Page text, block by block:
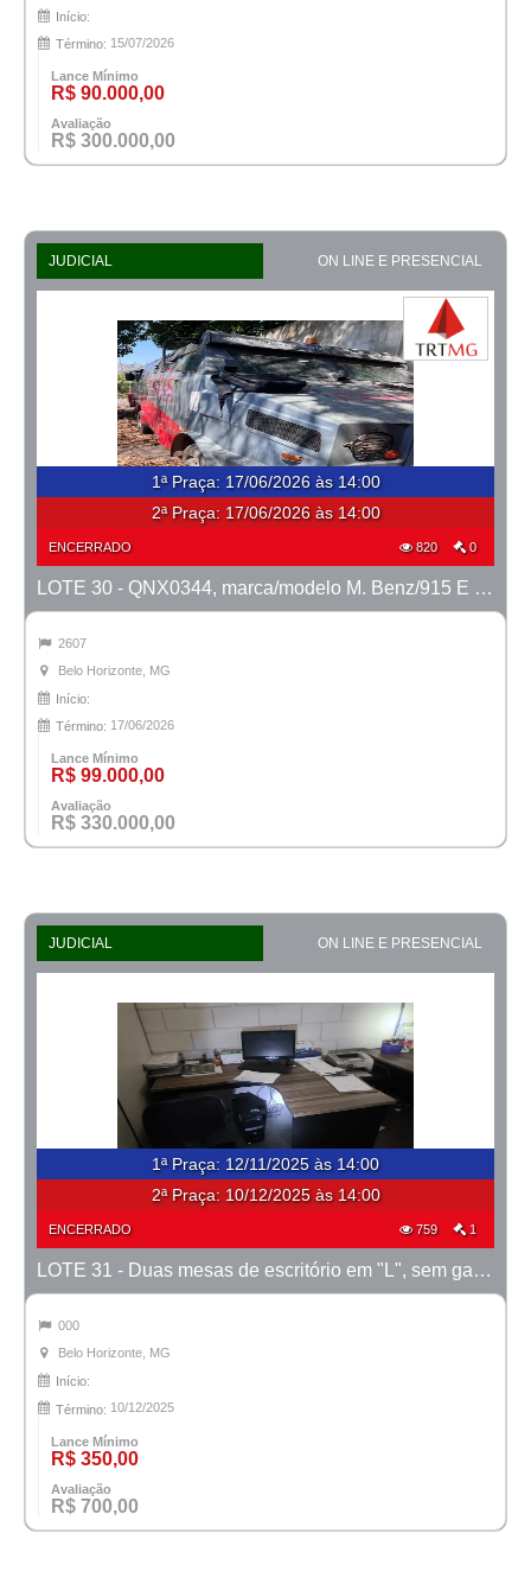
Início:
Término: 15/07/2026
Lance Mínimo
R$ 90.000,00
Avaliação
R$ 300.000,00
JUDICIAL ON LINE E PRESENCIAL
1ª Praça: 17/06/2026 às 14:00
2ª Praça: 17/06/2026 às 14:00
ENCERRADO 820 0
LOTE 30 - QNX0344, marca/modelo M. Benz/915 E MTX TVAL, ano 2016/2016
2607
Belo Horizonte, MG
Início:
Término: 17/06/2026
Lance Mínimo
R$ 99.000,00
Avaliação
R$ 330.000,00
JUDICIAL ON LINE E PRESENCIAL
1ª Praça: 12/11/2025 às 14:00
2ª Praça: 10/12/2025 às 14:00
ENCERRADO 759 1
LOTE 31 - Duas mesas de escritório em "L", sem gavetas
000
Belo Horizonte, MG
Início:
Término: 10/12/2025
Lance Mínimo
R$ 350,00
Avaliação
R$ 700,00